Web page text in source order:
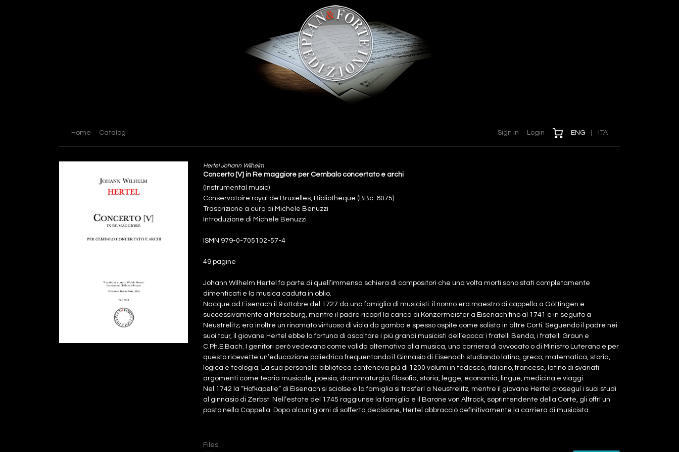
Home Catalog Sign in Login ENG ITA
Hertel Johann Wilhelm
Concerto [V] in Re maggiore per Cembalo concertato e archi
(Instrumental music)
Conservatoire royal de Bruxelles, Bibliothèque (BBc-6075)
Trascrizione a cura di Michele Benuzzi
Introduzione di Michele Benuzzi
ISMN 979-0-705102-57-4
49 pagine
Johann Wilhelm Hertel fa parte di quell’immensa schiera di compositori che una volta morti sono stati completamente
dimenticati e la musica caduta in oblio.
Nacque ad Eisenach il 9 ottobre del 1727 da una famiglia di musicisti: il nonno era maestro di cappella a Göttingen e
successivamente a Merseburg, mentre il padre ricoprì la carica di Konzermeister a Eisenach fino al 1741 e in seguito a
Neustrelitz; era inoltre un rinomato virtuoso di viola da gamba e spesso ospite come solista in altre Corti. Seguendo il padre nei
suoi tour, il giovane Hertel ebbe la fortuna di ascoltare i più grandi musicisti dell’epoca: i fratelli Benda, i fratelli Graun e
C.Ph.E.Bach. I genitori però vedevano come valida alternativa alla musica, una carriera di avvocato o di Ministro Luterano e per
questo ricevette un’educazione poliedrica frequentando il Ginnasio di Eisenach studiando latino, greco, matematica, storia,
logica e teologia. La sua personale biblioteca conteneva più di 1200 volumi in tedesco, italiano, francese, latino di svariati
argomenti come teoria musicale, poesia, drammaturgia, filosofia, storia, legge, economia, lingue, medicina e viaggi.
Nel 1742 la “Hofkapelle” di Eisenach si sciolse e la famiglia si trasferì a Neustrelitz, mentre il giovane Hertel proseguì i suoi studi
al ginnasio di Zerbst. Nell’estate del 1745 raggiunse la famiglia e il Barone von Altrock, soprintendente della Corte, gli offrì un
posto nella Cappella. Dopo alcuni giorni di sofferta decisione, Hertel abbracciò definitivamente la carriera di musicista.
Files: